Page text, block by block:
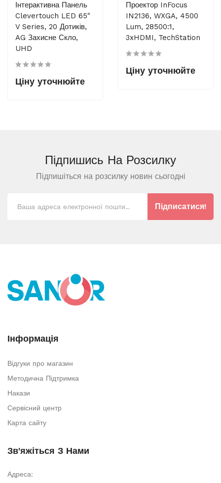
Інтерактивна Панель
Clevertouch LED 65"
V Series, 20 Дотиків,
AG Захисне Скло,
UHD
Ціну уточнюйте
Проектор InFocus
IN2136, WXGA, 4500
Lum, 28500:1,
3xHDMI, TechStation
Ціну уточнюйте
Підпишись На Розсилку
Підпишіться на розсилку новин сьогодні
Підписатися!
Інформація
Відгуки про магазин
Методична Підтримка
Накази
Сервісний центр
Карта сайту
Зв'яжіться З Нами
Адреса: